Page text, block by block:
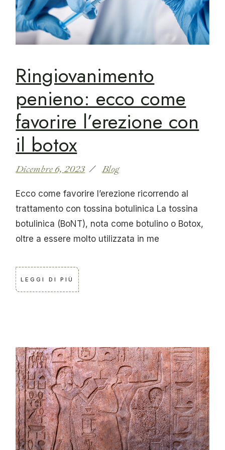
Ringiovanimento
penieno: ecco come
favorire l’erezione con
il botox
Dicembre 6, 2023 Blog
Ecco come favorire l’erezione ricorrendo al
trattamento con tossina botulinica La tossina
botulinica (BoNT), nota come botulino o Botox,
oltre a essere molto utilizzata in me
LEGGI DI PIÙ